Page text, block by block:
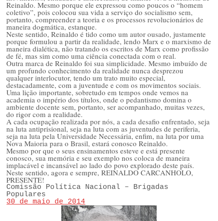
Reinaldo. Mesmo porque ele expressou como poucos o “homem
coletivo”, pois colocou sua vida a serviço do socialismo sem,
portanto, compreender a teoria e os processos revolucionários de
maneira dogmática, estanque.
Neste sentido, Reinaldo é tido como um autor ousado, justamente
porque formulou a partir da realidade, lendo Marx e o marxismo de
maneira dialética, não tratando os escritos de Marx como profissão
de fé, mas sim como uma ciência conectada com o real.
Outra marca de Reinaldo foi sua simplicidade. Mesmo imbuído de
um profundo conhecimento da realidade nunca desprezou
qualquer interlocutor, tendo um trato muito especial,
destacadamente, com a juventude e com os movimentos sociais.
Uma lição importante, sobretudo em tempos onde vemos na
academia o império dos títulos, onde o pedantismo domina o
ambiente docente sem, portanto, ser acompanhado, muitas vezes,
do rigor com a realidade.
A cada ocupação realizada por nós, a cada desafio enfrentado, seja
na luta antiprisional, seja na luta com as juventudes de periferia,
seja na luta pela Universidade Necessária, enfim, na luta por uma
Nova Maioria para o Brasil, estará conosco Reinaldo.
Mesmo por que o seus ensinamentos esteve e está presente
conosco, sua memória e seu exemplo nos coloca de maneira
implacável e incansável ao lado do povo explorado deste país.
Neste sentido, agora e sempre, REINALDO CARCANHOLO,
PRESENTE!
Comissão Política Nacional – Brigadas
Populares
30 de maio de 2014